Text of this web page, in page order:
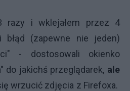
razy i wklejałem przez 4
(zapewne nie jeden)
- dostosowali okienko
do jakichś przeglądarek, ale
wrzucić zdjęcia z Firefoxa.